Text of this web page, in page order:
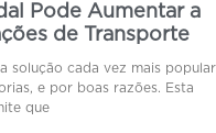
Pode Aumentar a
de Transporte
solução cada vez mais popular
e por boas razões. Esta
que